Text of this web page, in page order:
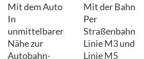
Mit dem Auto
In
unmittelbarer
Nähe zur
Autobahn-
Mit der Bahn
Per
Straßenbahn
Linie M3 und
Linie M5